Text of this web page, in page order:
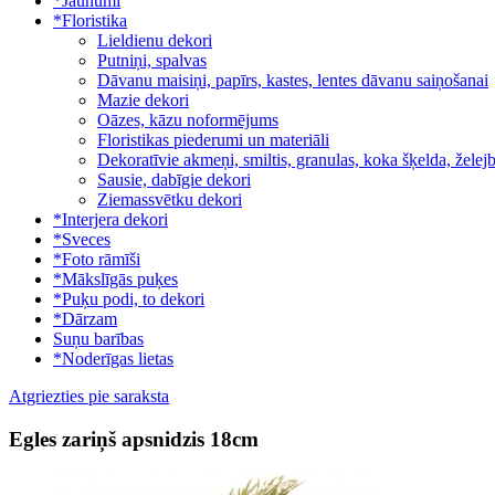
*Floristika
Lieldienu dekori
Putniņi, spalvas
Dāvanu maisiņi, papīrs, kastes, lentes dāvanu saiņošanai
Mazie dekori
Oāzes, kāzu noformējums
Floristikas piederumi un materiāli
Dekoratīvie akmeņi, smiltis, granulas, koka šķelda,
Sausie, dabīgie dekori
Ziemassvētku dekori
*Interjera dekori
*Sveces
*Foto rāmīši
*Mākslīgās puķes
*Puķu podi, to dekori
*Dārzam
Suņu barības
*Noderīgas lietas
Atgriezties pie saraksta
Egles zariņš apsnidzis 18cm